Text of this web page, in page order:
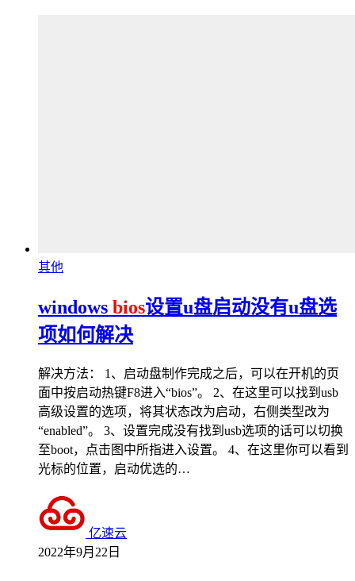
其他
windows bios设置u盘启动没有u盘选
项如何解决
解决方法： 1、启动盘制作完成之后，可以在开机的页
面中按启动热键F8进入“bios”。 2、在这里可以找到usb
高级设置的选项，将其状态改为启动，右侧类型改为
“enabled”。 3、设置完成没有找到usb选项的话可以切换
至boot，点击图中所指进入设置。 4、在这里你可以看到
光标的位置，启动优选的…
亿速云
2022年9月22日